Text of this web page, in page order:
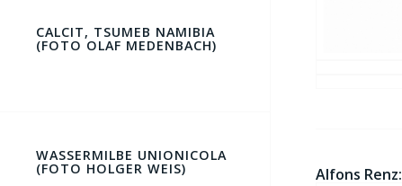
CALCIT, TSUMEB NAMIBIA
(FOTO OLAF MEDENBACH)
WASSERMILBE UNIONICOLA
(FOTO HOLGER WEIS) Alfons Renz: